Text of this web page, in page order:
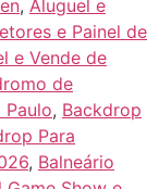
, Aluguel e
e Painel de
e Vende de
de
Paulo, Backdrop
Para
, Balneário